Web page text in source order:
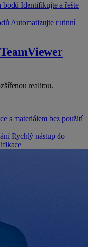
bodů Identifikujte a řešte
Automatizujte rutinní
TeamViewer
realitou.
s materiálem bez použití
Rychlý nástup do